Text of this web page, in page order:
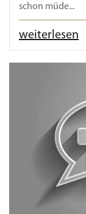
schon müde...
weiterlesen